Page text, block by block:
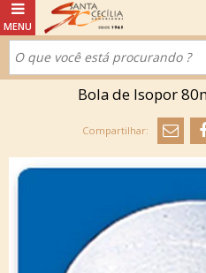
Bola de Isopor